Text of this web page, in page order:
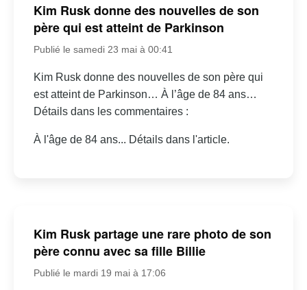
Kim Rusk donne des nouvelles de son
père qui est atteint de Parkinson
Publié le samedi 23 mai à 00:41
Kim Rusk donne des nouvelles de son père qui
est atteint de Parkinson… À l’âge de 84 ans…
Détails dans les commentaires :
À l'âge de 84 ans... Détails dans l'article.
Kim Rusk partage une rare photo de son
père connu avec sa fille Billie
Publié le mardi 19 mai à 17:06